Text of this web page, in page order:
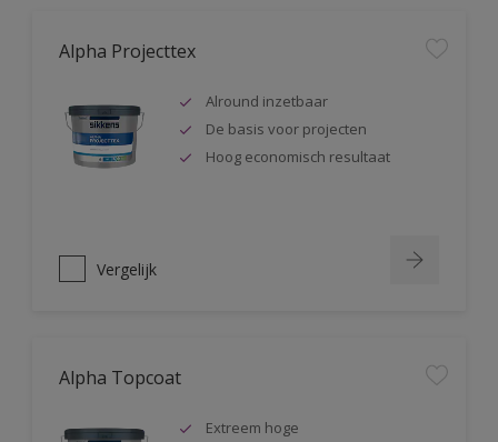
Alpha Projecttex
Alround inzetbaar
De basis voor projecten
Hoog economisch resultaat
Vergelijk
Alpha Topcoat
Extreem hoge